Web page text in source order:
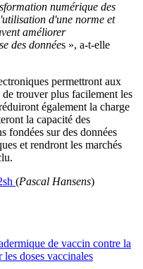
numérique des
d'une norme et
améliorer
des données », a-t-elle
permettront aux
trouver plus facilement les
également la charge
la capacité des
fondées sur des données
et rendront les marchés
(Pascal Hansens)
de vaccin contre la
doses vaccinales